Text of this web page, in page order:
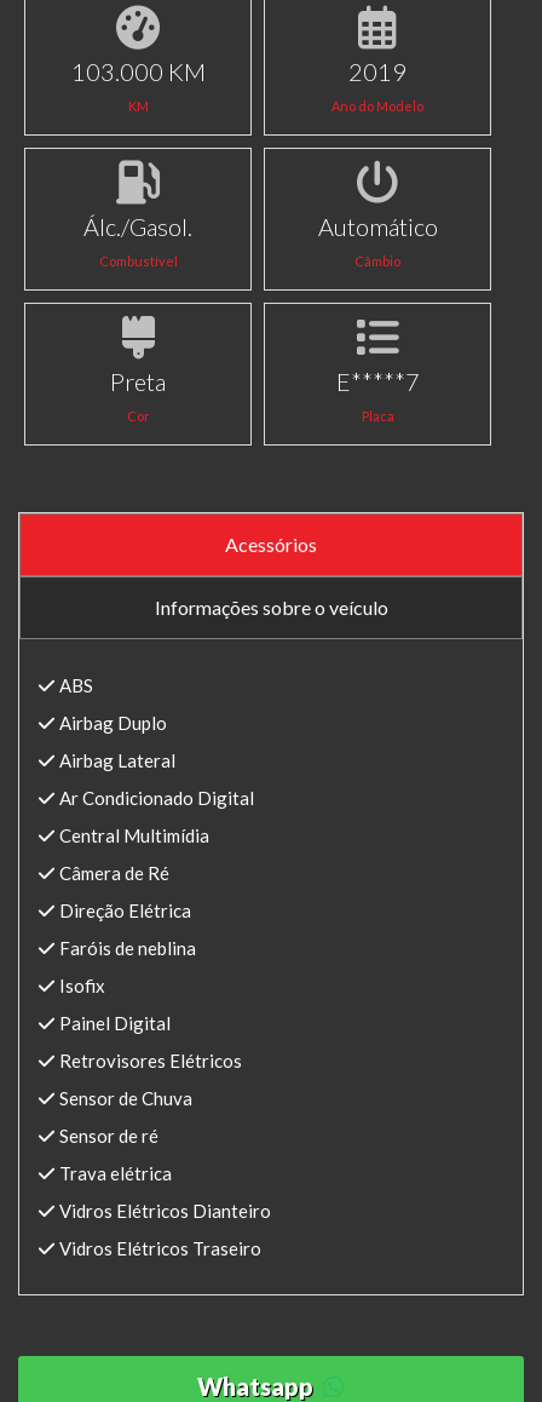
103.000 KM
KM
2019
Ano do Modelo
Álc./Gasol.
Combustível
Automático
Câmbio
Preta
Cor
E*****7
Placa
Acessórios
Informações sobre o veículo
ABS
Airbag Duplo
Airbag Lateral
Ar Condicionado Digital
Central Multimídia
Câmera de Ré
Direção Elétrica
Faróis de neblina
Isofix
Painel Digital
Retrovisores Elétricos
Sensor de Chuva
Sensor de ré
Trava elétrica
Vidros Elétricos Dianteiro
Vidros Elétricos Traseiro
Whatsapp